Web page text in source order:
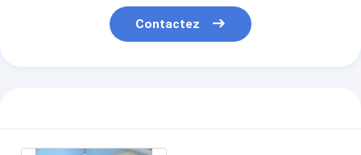
Contactez